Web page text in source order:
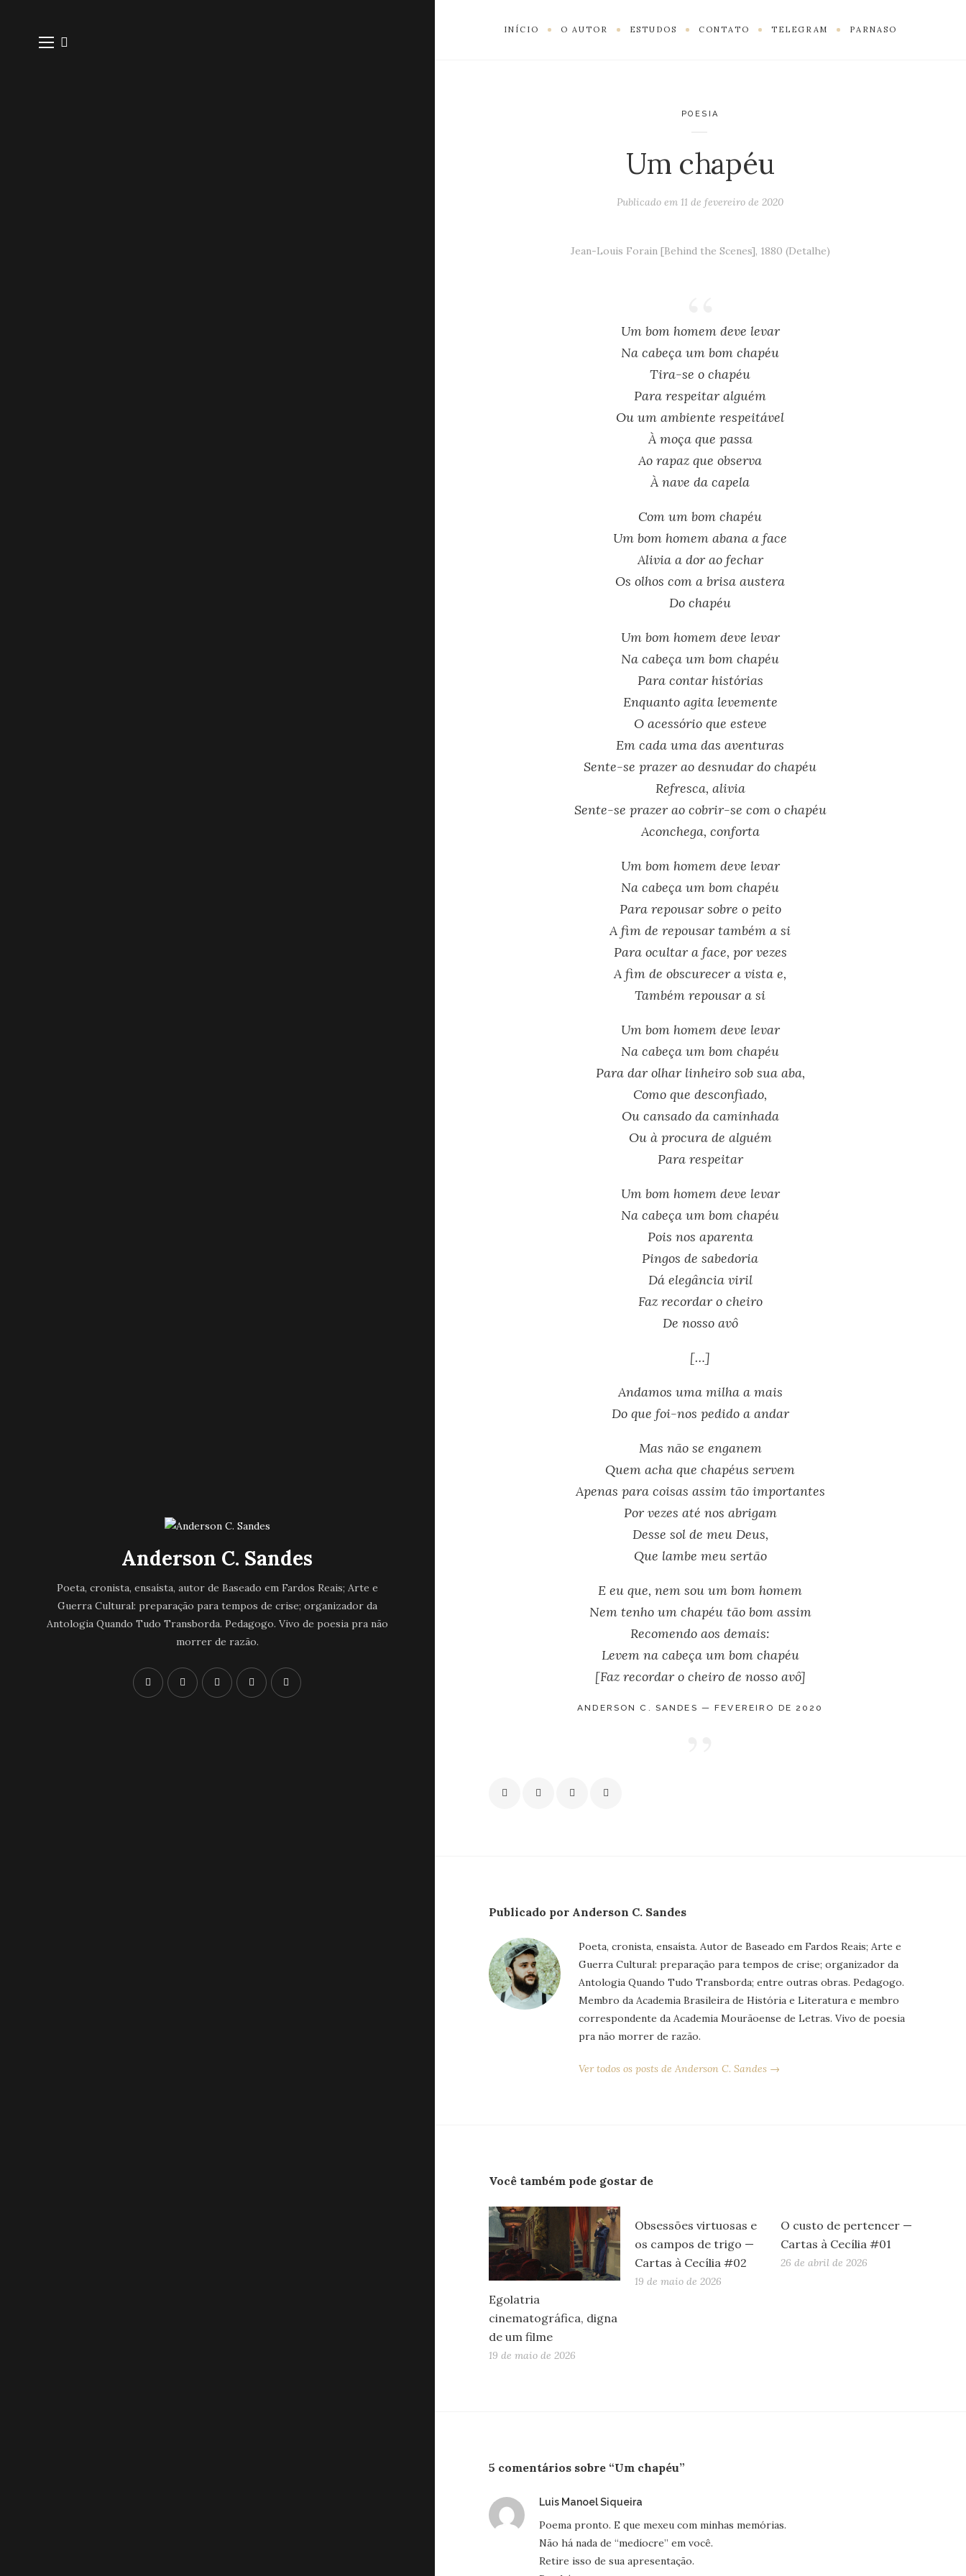
Anderson C. Sandes
Poeta, cronista, ensaísta, autor de Baseado em Fardos Reais; Arte e
Guerra Cultural: preparação para tempos de crise; organizador da
Antologia Quando Tudo Transborda. Pedagogo. Vivo de poesia pra não
morrer de razão.
INÍCIO O AUTOR ESTUDOS CONTATO TELEGRAM PARNASO
POESIA
Um chapéu
Publicado em 11 de fevereiro de 2020
Jean-Louis Forain [Behind the Scenes], 1880 (Detalhe)
Um bom homem deve levar
Na cabeça um bom chapéu
Tira-se o chapéu
Para respeitar alguém
Ou um ambiente respeitável
À moça que passa
Ao rapaz que observa
À nave da capela
Com um bom chapéu
Um bom homem abana a face
Alivia a dor ao fechar
Os olhos com a brisa austera
Do chapéu
Um bom homem deve levar
Na cabeça um bom chapéu
Para contar histórias
Enquanto agita levemente
O acessório que esteve
Em cada uma das aventuras
Sente-se prazer ao desnudar do chapéu
Refresca, alivia
Sente-se prazer ao cobrir-se com o chapéu
Aconchega, conforta
Um bom homem deve levar
Na cabeça um bom chapéu
Para repousar sobre o peito
A fim de repousar também a si
Para ocultar a face, por vezes
A fim de obscurecer a vista e,
Também repousar a si
Um bom homem deve levar
Na cabeça um bom chapéu
Para dar olhar linheiro sob sua aba,
Como que desconfiado,
Ou cansado da caminhada
Ou à procura de alguém
Para respeitar
Um bom homem deve levar
Na cabeça um bom chapéu
Pois nos aparenta
Pingos de sabedoria
Dá elegância viril
Faz recordar o cheiro
De nosso avô
[…]
Andamos uma milha a mais
Do que foi-nos pedido a andar
Mas não se enganem
Quem acha que chapéus servem
Apenas para coisas assim tão importantes
Por vezes até nos abrigam
Desse sol de meu Deus,
Que lambe meu sertão
E eu que, nem sou um bom homem
Nem tenho um chapéu tão bom assim
Recomendo aos demais:
Levem na cabeça um bom chapéu
[Faz recordar o cheiro de nosso avô]
ANDERSON C. SANDES — FEVEREIRO DE 2020
Publicado por Anderson C. Sandes
Poeta, cronista, ensaísta. Autor de Baseado em Fardos Reais; Arte e
Guerra Cultural: preparação para tempos de crise; organizador da
Antologia Quando Tudo Transborda; entre outras obras. Pedagogo.
Membro da Academia Brasileira de História e Literatura e membro
correspondente da Academia Mourãoense de Letras. Vivo de poesia
pra não morrer de razão.
Ver todos os posts de Anderson C. Sandes →
Você também pode gostar de
Egolatria
cinematográfica, digna
de um filme
19 de maio de 2026
Obsessões virtuosas e
os campos de trigo —
Cartas à Cecília #02
19 de maio de 2026
O custo de pertencer —
Cartas à Cecília #01
26 de abril de 2026
5 comentários sobre “Um chapéu”
Luis Manoel Siqueiradisse:
Poema pronto. E que mexeu com minhas memórias.
Não há nada de “medíocre” em você.
Retire isso de sua apresentação.